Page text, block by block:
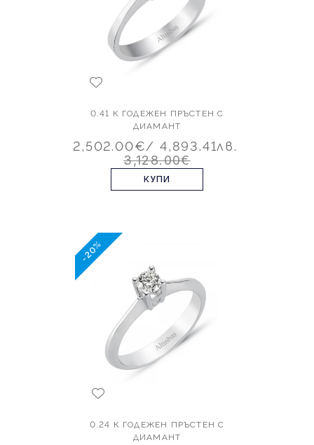
0.41 К ГОДЕЖЕН ПРЪСТЕН С
ДИАМАНТ
2,502.00€/ 4,893.41лв.
3,128.00€
КУПИ
-20%
0.24 К ГОДЕЖЕН ПРЪСТЕН С
ДИАМАНТ